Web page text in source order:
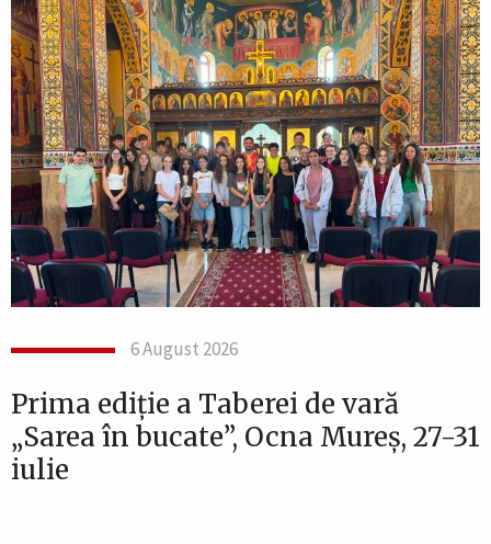
6 August 2026
Prima ediție a Taberei de vară
„Sarea în bucate”, Ocna Mureș, 27-31
iulie